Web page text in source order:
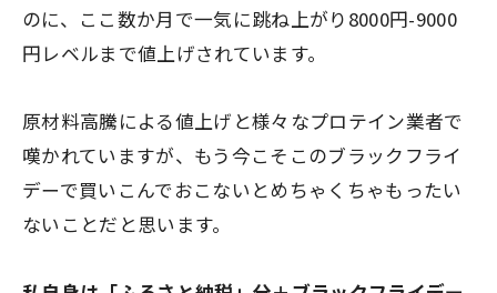
のに、ここ数か月で一気に跳ね上がり8000円-9000
円レベルまで値上げされています。
原材料高騰による値上げと様々なプロテイン業者で
嘆かれていますが、もう今こそこのブラックフライ
デーで買いこんでおこないとめちゃくちゃもったい
ないことだと思います。